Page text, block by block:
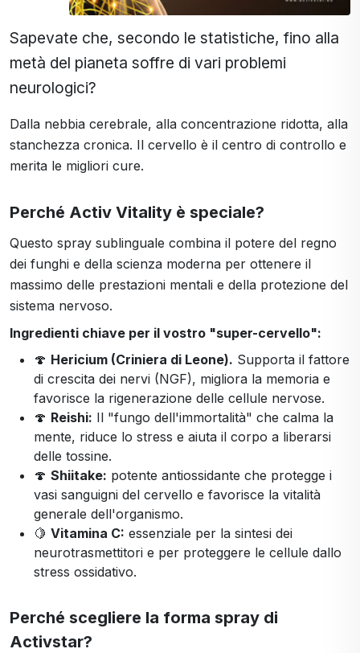
Sapevate che, secondo le statistiche, fino alla
metà del pianeta soffre di vari problemi
neurologici?
Dalla nebbia cerebrale, alla concentrazione ridotta, alla
stanchezza cronica. Il cervello è il centro di controllo e
merita le migliori cure.
Perché Activ Vitality è speciale?
Questo spray sublinguale combina il potere del regno
dei funghi e della scienza moderna per ottenere il
massimo delle prestazioni mentali e della protezione del
sistema nervoso.
Ingredienti chiave per il vostro "super-cervello":
🍄 Hericium (Criniera di Leone). Supporta il fattore
di crescita dei nervi (NGF), migliora la memoria e
favorisce la rigenerazione delle cellule nervose.
🍄 Reishi: Il "fungo dell'immortalità" che calma la
mente, riduce lo stress e aiuta il corpo a liberarsi
delle tossine.
🍄 Shiitake: potente antiossidante che protegge i
vasi sanguigni del cervello e favorisce la vitalità
generale dell'organismo.
🍋 Vitamina C: essenziale per la sintesi dei
neurotrasmettitori e per proteggere le cellule dallo
stress ossidativo.
Perché scegliere la forma spray di
Activstar?